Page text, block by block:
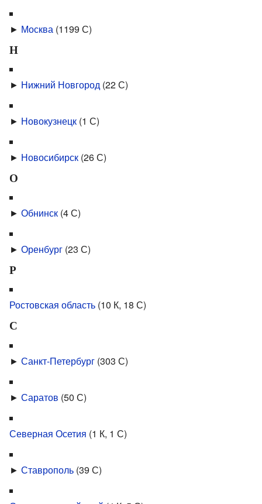
► Москва (1199 С)
Н
► Нижний Новгород (22 С)
► Новокузнецк (1 С)
► Новосибирск (26 С)
О
► Обнинск (4 С)
► Оренбург (23 С)
Р
Ростовская область (10 К, 18 С)
С
► Санкт-Петербург (303 С)
► Саратов (50 С)
Северная Осетия (1 К, 1 С)
► Ставрополь (39 С)